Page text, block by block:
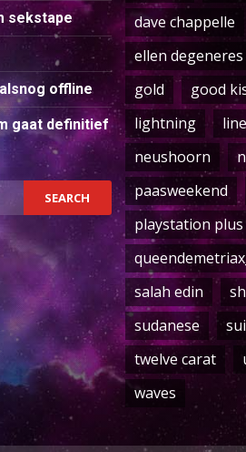
sekstape
offline
gaat definitief
dave chappelle
ellen degeneres
gold
good
lightning
neushoorn
paasweekend
playstation plus
queendemetriax_
salah edin
sudanese
twelve carat
waves